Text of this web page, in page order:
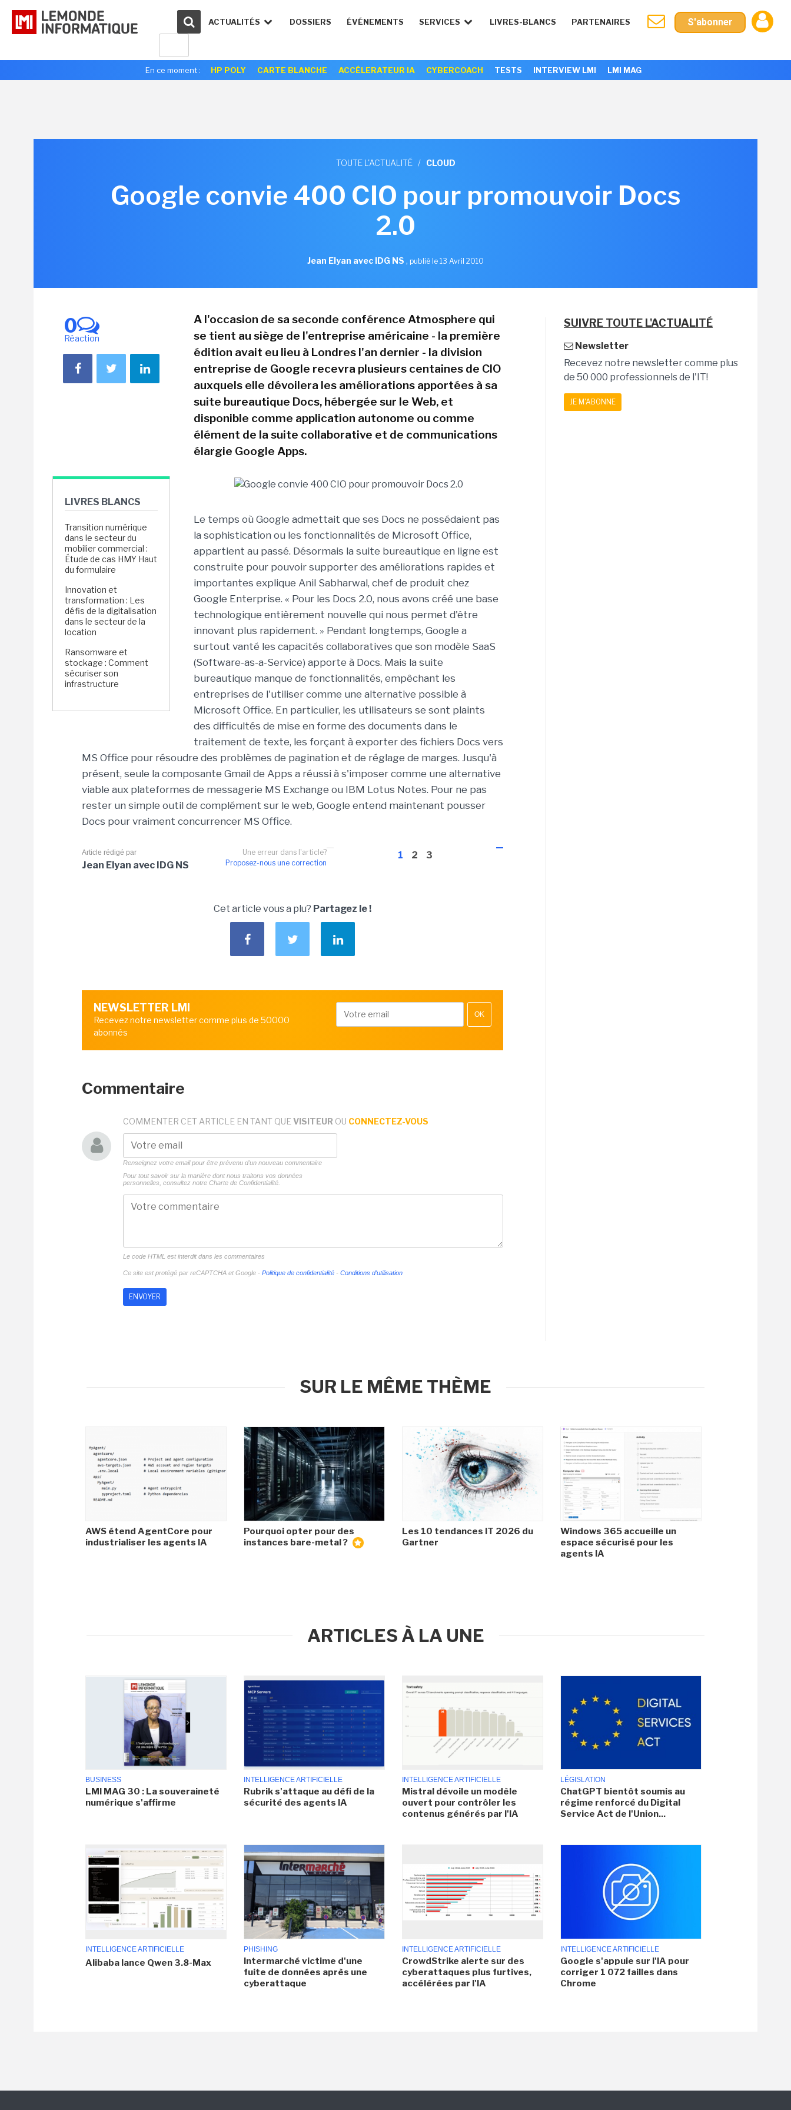
ACTUALITÉS DOSSIERS ÉVÉNEMENTS SERVICES LIVRES-BLANCS PARTENAIRES S'abonner
En ce moment : HP POLY CARTE BLANCHE ACCÉLERATEUR IA CYBERCOACH TESTS INTERVIEW LMI LMI MAG
TOUTE L'ACTUALITÉ / CLOUD
Google convie 400 CIO pour promouvoir Docs
2.0
Jean Elyan avec IDG NS , publié le 13 Avril 2010
0
Réaction
LIVRES BLANCS
Transition numérique
dans le secteur du
mobilier commercial :
Étude de cas HMY Haut
du formulaire
Innovation et
transformation : Les
défis de la digitalisation
dans le secteur de la
location
Ransomware et
stockage : Comment
sécuriser son
infrastructure
A l'occasion de sa seconde conférence Atmosphere qui
se tient au siège de l'entreprise américaine - la première
édition avait eu lieu à Londres l'an dernier - la division
entreprise de Google recevra plusieurs centaines de CIO
auxquels elle dévoilera les améliorations apportées à sa
suite bureautique Docs, hébergée sur le Web, et
disponible comme application autonome ou comme
élément de la suite collaborative et de communications
élargie Google Apps.
Le temps où Google admettait que ses Docs ne possédaient pas
la sophistication ou les fonctionnalités de Microsoft Office,
appartient au passé. Désormais la suite bureautique en ligne est
construite pour pouvoir supporter des améliorations rapides et
importantes explique Anil Sabharwal, chef de produit chez
Google Enterprise. « Pour les Docs 2.0, nous avons créé une base
technologique entièrement nouvelle qui nous permet d'être
innovant plus rapidement. » Pendant longtemps, Google a
surtout vanté les capacités collaboratives que son modèle SaaS
(Software-as-a-Service) apporte à Docs. Mais la suite
bureautique manque de fonctionnalités, empêchant les
entreprises de l'utiliser comme une alternative possible à
Microsoft Office. En particulier, les utilisateurs se sont plaints
des difficultés de mise en forme des documents dans le
traitement de texte, les forçant à exporter des fichiers Docs vers
MS Office pour résoudre des problèmes de pagination et de réglage de marges. Jusqu'à
présent, seule la composante Gmail de Apps a réussi à s'imposer comme une alternative
viable aux plateformes de messagerie MS Exchange ou IBM Lotus Notes. Pour ne pas
rester un simple outil de complément sur le web, Google entend maintenant pousser
Docs pour vraiment concurrencer MS Office.
1 2 3
Une erreur dans l'article?
Proposez-nous une correction
Article rédigé par
Jean Elyan avec IDG NS
Cet article vous a plu? Partagez le !
NEWSLETTER LMI
Recevez notre newsletter comme plus de 50000
abonnés
OK
Commentaire
COMMENTER CET ARTICLE EN TANT QUE VISITEUR OU CONNECTEZ-VOUS
Renseignez votre email pour être prévenu d'un nouveau commentaire
Pour tout savoir sur la manière dont nous traitons vos données
personnelles, consultez notre Charte de Confidentialité.
Le code HTML est interdit dans les commentaires
Ce site est protégé par reCAPTCHA et Google - Politique de confidentialité - Conditions d'utilisation
SUIVRE TOUTE L'ACTUALITÉ
Newsletter
Recevez notre newsletter comme plus
de 50 000 professionnels de l'IT!
JE M'ABONNE
SUR LE MÊME THÈME
AWS étend AgentCore pour
industrialiser les agents IA
Pourquoi opter pour des
instances bare-metal ?
Les 10 tendances IT 2026 du
Gartner
Windows 365 accueille un
espace sécurisé pour les
agents IA
ARTICLES À LA UNE
BUSINESS
LMI MAG 30 : La souveraineté
numérique s'affirme
INTELLIGENCE ARTIFICIELLE
Rubrik s'attaque au défi de la
sécurité des agents IA
INTELLIGENCE ARTIFICIELLE
Mistral dévoile un modèle
ouvert pour contrôler les
contenus générés par l'IA
LÉGISLATION
ChatGPT bientôt soumis au
régime renforcé du Digital
Service Act de l'Union...
INTELLIGENCE ARTIFICIELLE
Alibaba lance Qwen 3.8-Max
PHISHING
Intermarché victime d'une
fuite de données après une
cyberattaque
INTELLIGENCE ARTIFICIELLE
CrowdStrike alerte sur des
cyberattaques plus furtives,
accélérées par l'IA
INTELLIGENCE ARTIFICIELLE
Google s'appuie sur l'IA pour
corriger 1 072 failles dans
Chrome